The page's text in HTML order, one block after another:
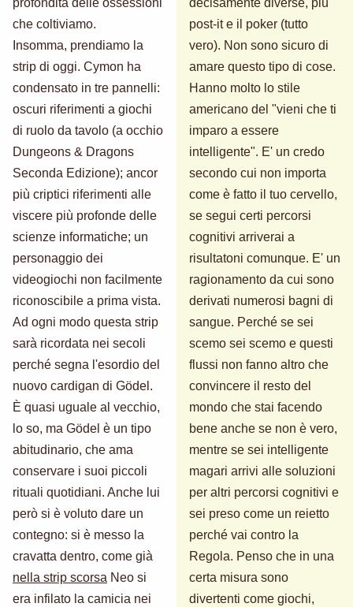
che coltiviamo.
Insomma, prendiamo la
strip di oggi. Cymon ha
condensato in tre pannelli:
oscuri riferimenti a giochi
di ruolo da tavolo (a occhio
Dungeons & Dragons
Seconda Edizione); ancor
più criptici riferimenti alle
viscere più profonde delle
scienze informatiche; un
personaggio dei
videogiochi non facilmente
riconoscibile a prima vista.
Ad ogni modo questa strip
sarà ricordata nei secoli
perché segna l'esordio del
nuovo cardigan di Gödel.
È quasi uguale al vecchio,
lo so, ma Gödel è un tipo
abitudinario, che ama
conservare i suoi piccoli
rituali quotidiani. Anche lui
però si è voluto dare un
contegno: si è messo la
cravatta dentro, come già
nella strip scorsa Neo si
era infilato la camicia nei
post-it e il poker (tutto
vero). Non sono sicuro di
amare questo tipo di cose.
Hanno molto lo stile
americano del "vieni che ti
imparo a essere
intelligente". E' un credo
secondo cui non importa
come è fatto il tuo cervello,
se segui certi percorsi
cognitivi arriverai a
risultatoni comunque. E' un
ragionamento da cui sono
derivati numerosi bagni di
sangue. Perché se sei
scemo sei scemo e questi
flussi non fanno altro che
convincere il resto del
mondo che stai facendo
bene anche se non è vero,
mentre se sei intelligente
magari arrivi alle soluzioni
per altri percorsi cognitivi e
sei preso come un reietto
perché vai contro la
Regola. Penso che in una
certa misura sono
divertenti come giochi,